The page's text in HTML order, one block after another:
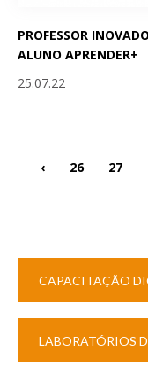
PROFESSOR
ALUNO APRENDER+
25.07.22
‹ 26 27
CAPACITAÇÃO
LABORATÓRIOS